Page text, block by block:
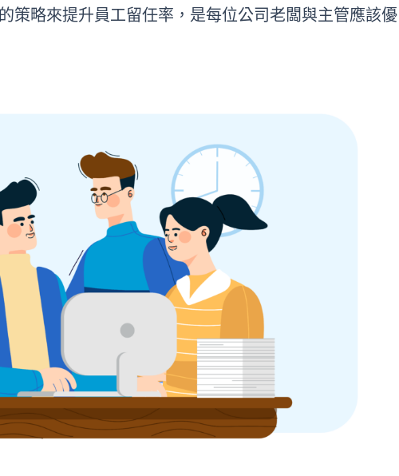
策略來提升員工留任率，是每位公司老闆與主管應該優